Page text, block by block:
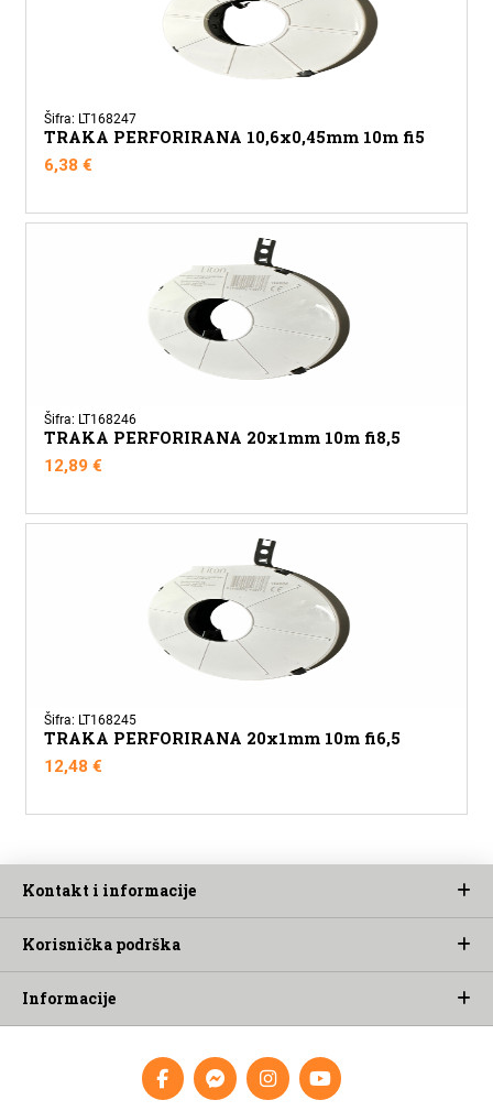
Šifra: LT168247
TRAKA PERFORIRANA 10,6x0,45mm 10m fi5
6,38€
Šifra: LT168246
TRAKA PERFORIRANA 20x1mm 10m fi8,5
12,89€
Šifra: LT168245
TRAKA PERFORIRANA 20x1mm 10m fi6,5
12,48€
Kontakt i informacije
Korisnička podrška
Informacije